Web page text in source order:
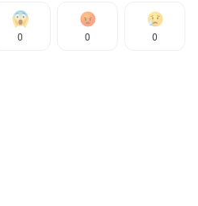
0 0 0